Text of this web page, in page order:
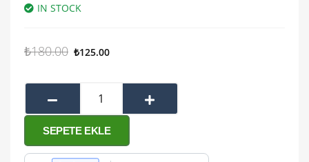
IN STOCK
₺180.00 ₺125.00
SEPETE EKLE